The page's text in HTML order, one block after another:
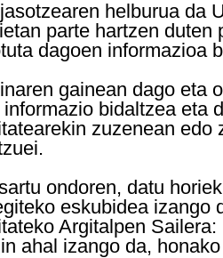
helburua da
parte hartzen
dagoen informazioa
gainean dago eta
bidaltzea eta
zuzenean
ondoren, datu
eskubidea
Argitalpen
ahal izango da,